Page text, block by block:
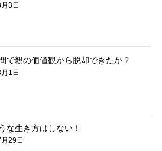
3日
で親の価値観から脱却できたか？
1日
な生き方はしない！
29日